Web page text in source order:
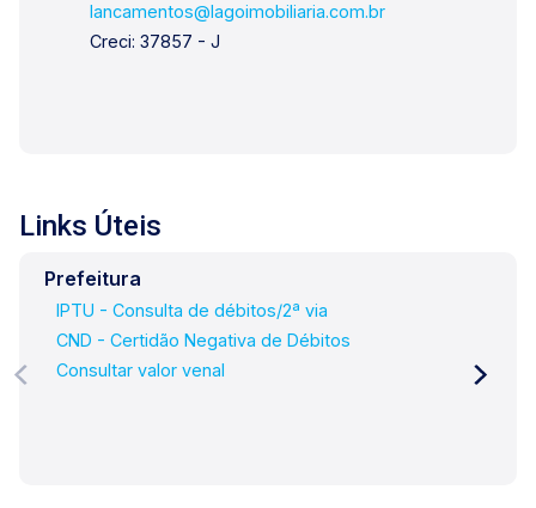
lancamentos@lagoimobiliaria.com.br
Creci: 37857 - J
Links Úteis
Prefeitura
IPTU - Consulta de débitos/2ª via
CND - Certidão Negativa de Débitos
Consultar valor venal